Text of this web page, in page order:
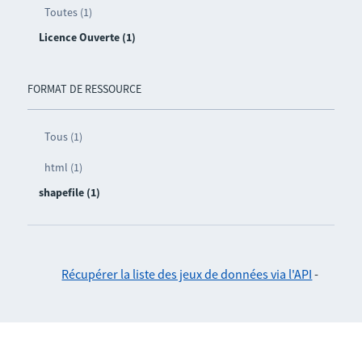
Toutes (1)
Licence Ouverte (1)
FORMAT DE RESSOURCE
Tous (1)
html (1)
shapefile (1)
Récupérer la liste des jeux de données via l'API -